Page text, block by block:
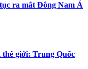
ra mắt Đông Nam Á
giới: Trung Quốc